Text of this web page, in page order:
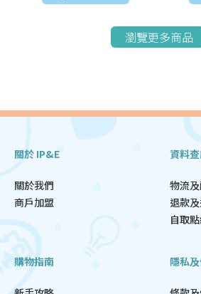
瀏覽更多商品
關於 IP&E
關於我們
商戶加盟
資料
物流
退款
自取
購物指南 隱私